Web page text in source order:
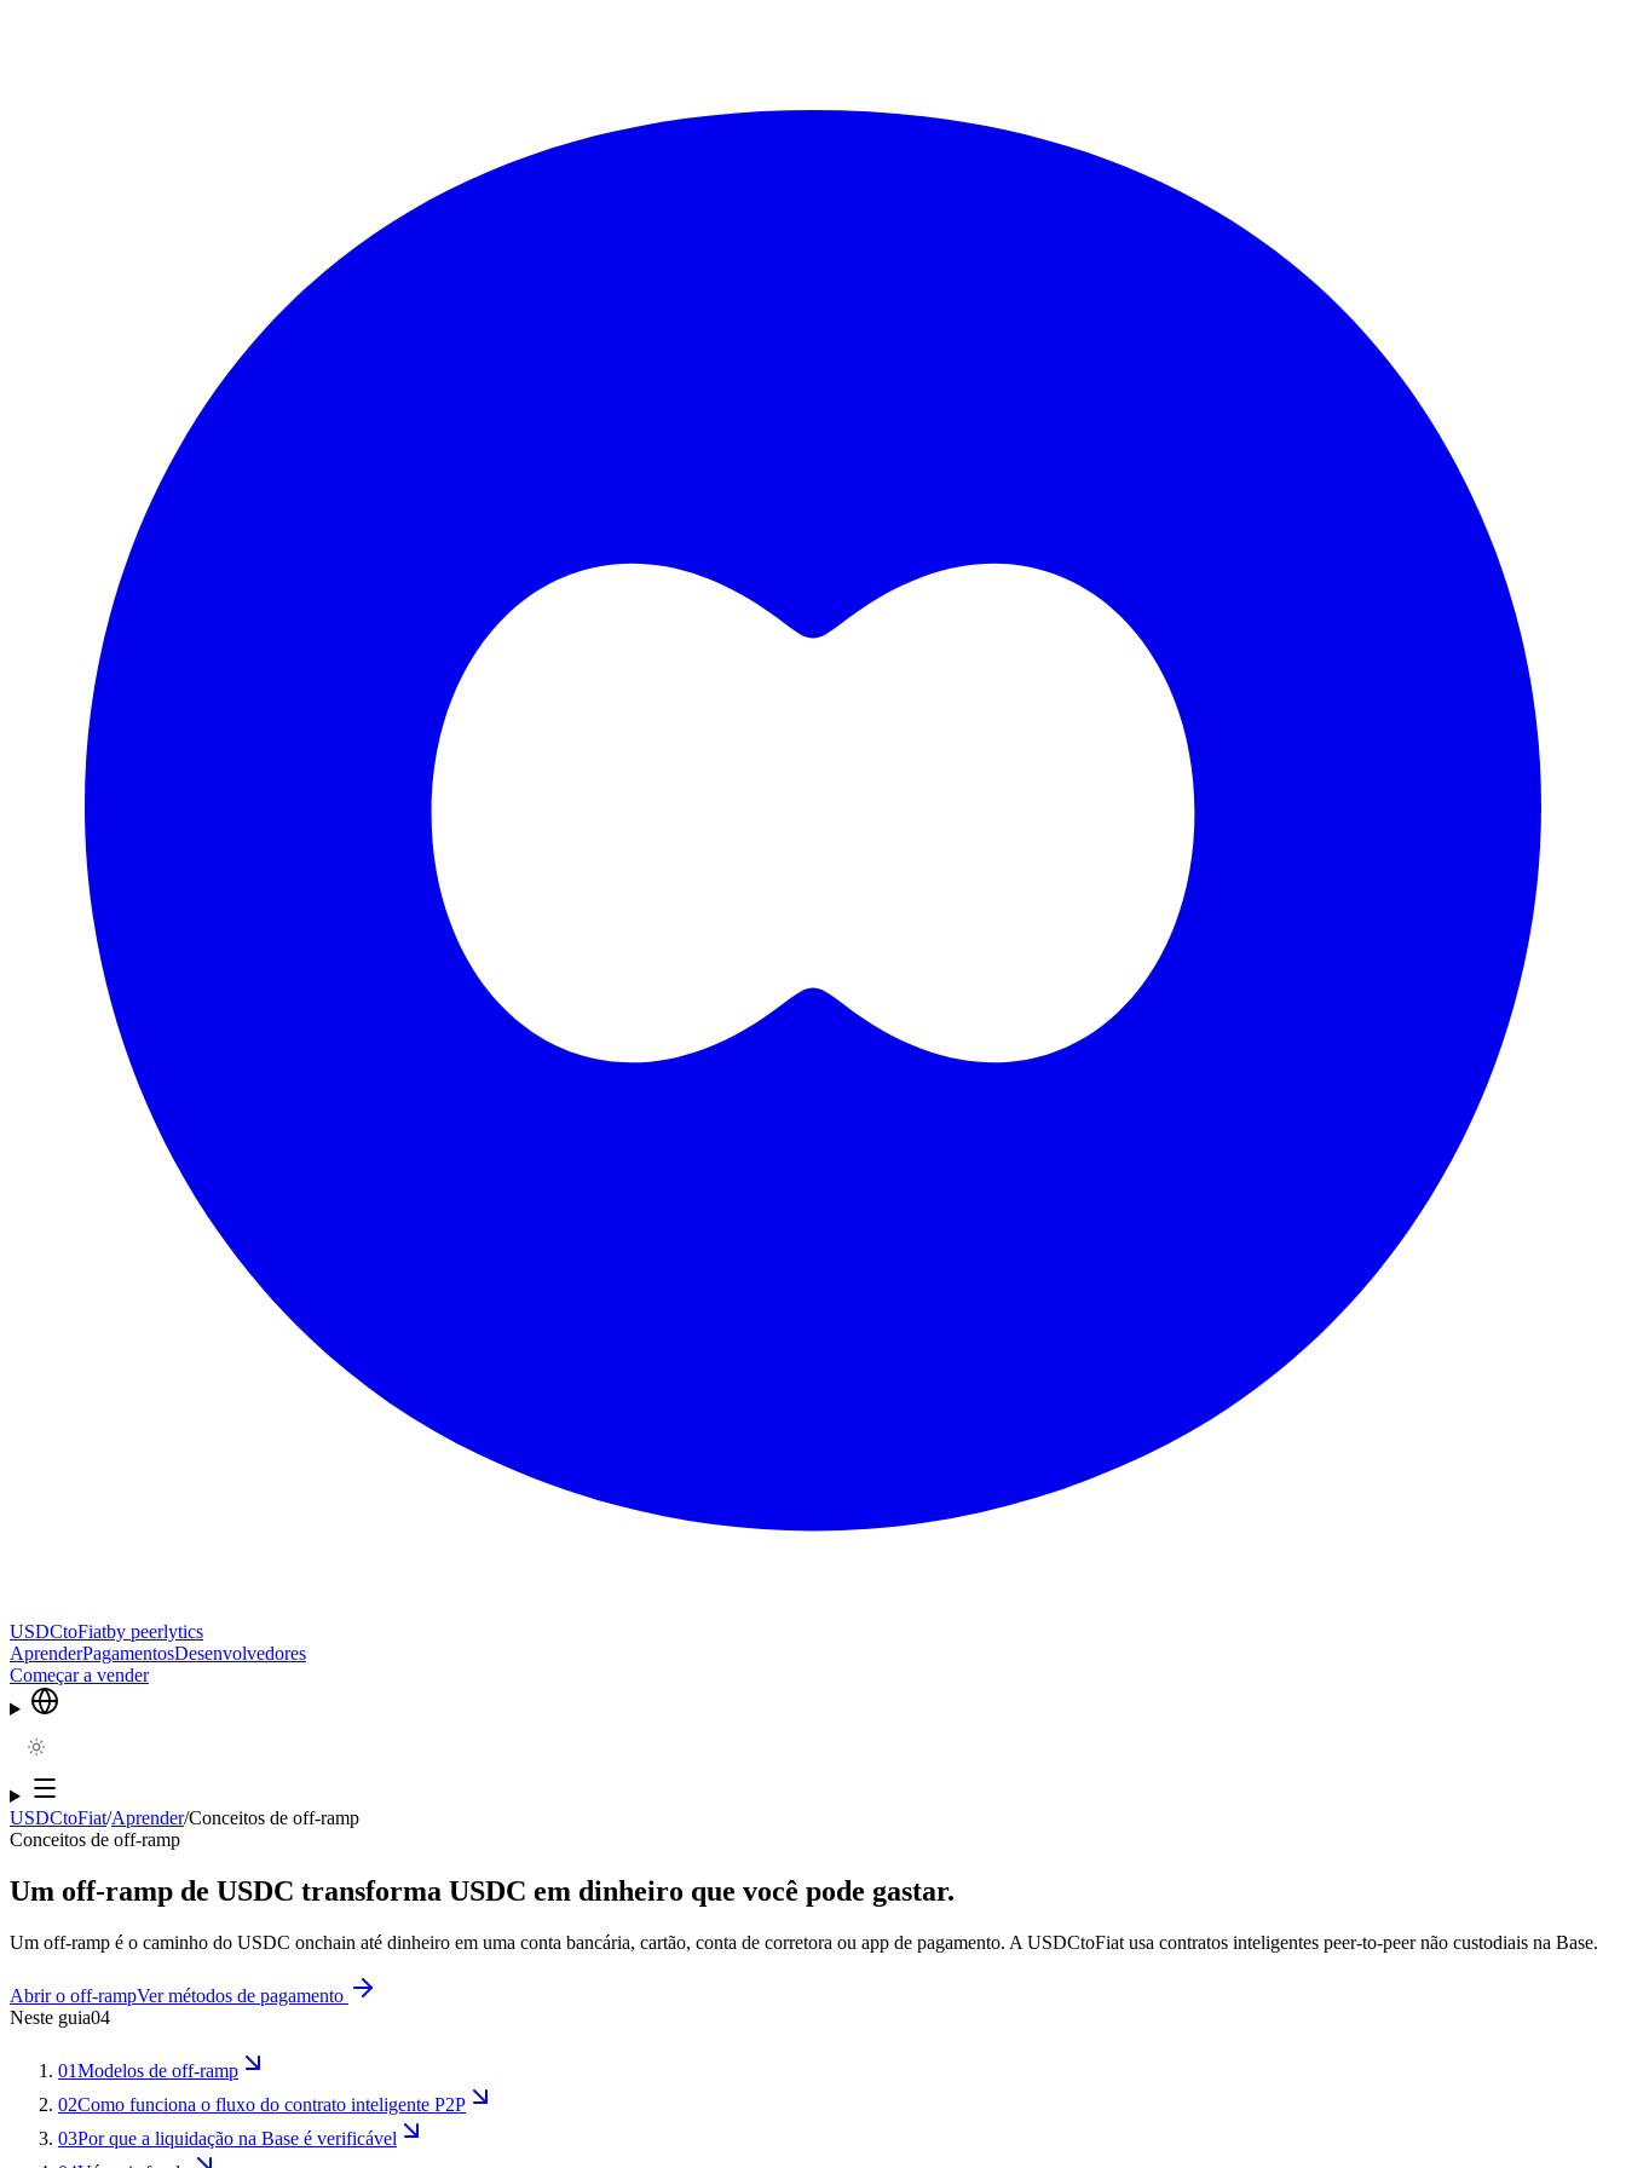
USDCtoFiatby peerlytics
AprenderPagamentosDesenvolvedores
Começar a vender
USDCtoFiat/Aprender/Conceitos de off-ramp
Conceitos de off-ramp
Um off-ramp de USDC transforma USDC em dinheiro que você pode gastar.
Um off-ramp é o caminho do USDC onchain até dinheiro em uma conta bancária, cartão, conta de corretora ou app de pagamento. A USDCtoFiat usa contratos inteligentes peer-to-peer não custodiais na Base.
Abrir o off-rampVer métodos de pagamento
Neste guia04
01Modelos de off-ramp
02Como funciona o fluxo do contrato inteligente P2P
03Por que a liquidação na Base é verificável